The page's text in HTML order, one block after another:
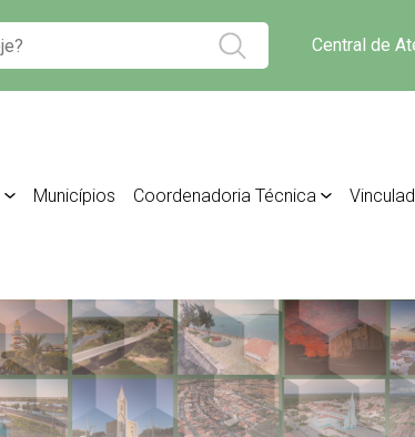
Central de
Municípios Coordenadoria Técnica